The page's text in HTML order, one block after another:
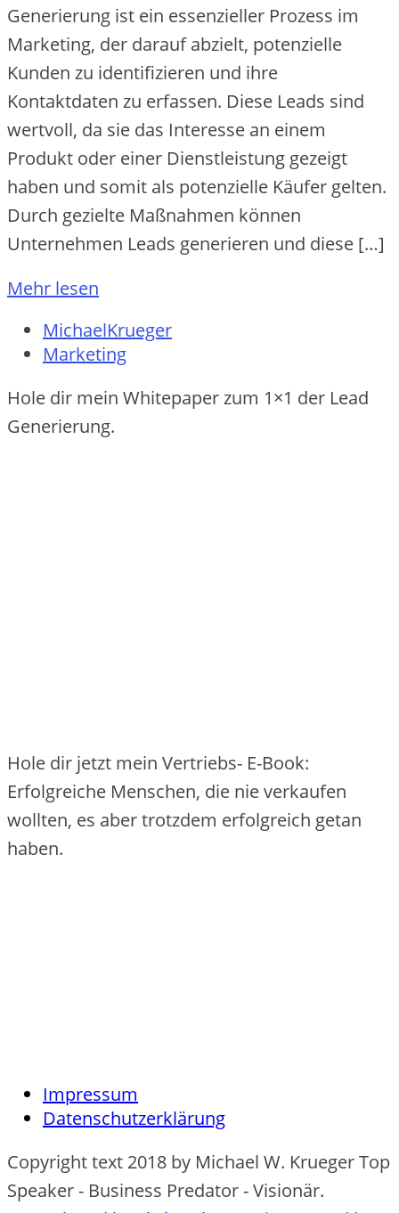
Generierung ist ein essenzieller Prozess im
Marketing, der darauf abzielt, potenzielle
Kunden zu identifizieren und ihre
Kontaktdaten zu erfassen. Diese Leads sind
wertvoll, da sie das Interesse an einem
Produkt oder einer Dienstleistung gezeigt
haben und somit als potenzielle Käufer gelten.
Durch gezielte Maßnahmen können
Unternehmen Leads generieren und diese […]
Mehr lesen
MichaelKrueger
Marketing
Hole dir mein Whitepaper zum 1×1 der Lead
Generierung.
Hole dir jetzt mein Vertriebs- E-Book:
Erfolgreiche Menschen, die nie verkaufen
wollten, es aber trotzdem erfolgreich getan
haben.
Impressum
Datenschutzerklärung
Copyright text 2018 by Michael W. Krueger Top
Speaker - Business Predator - Visionär.